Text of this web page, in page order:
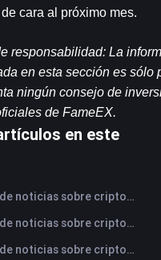
cara al próximo mes.
responsabilidad: La
en esta sección es sólo
ningún consejo de
de FameEX.
en este
Resumen de noticias sobre criptomonedas de FameEX de hoy | 7 de agosto de 2026
Resumen de noticias sobre criptomonedas de FameEX de hoy | 6 de agosto de 2026
Resumen de noticias sobre criptomonedas de FameEX de hoy | 5 de agosto de 2026